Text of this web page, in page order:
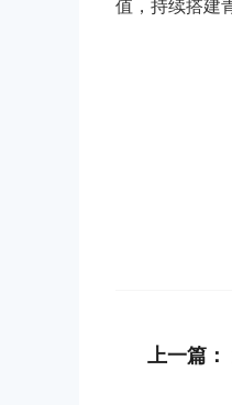
值，持续搭建
上一篇：